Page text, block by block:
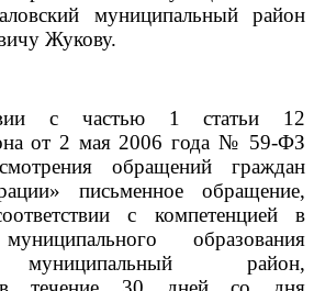
муниципальный район
Жукову.
с частью 1 статьи 12
от 2 мая 2006 года № 59-ФЗ
обращений граждан
письменное обращение,
с компетенцией в
образования
муниципальный район,